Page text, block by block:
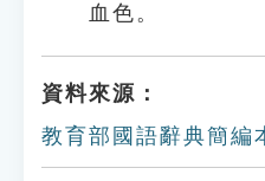
血色。
資料來源：
教育部國語辭典簡編